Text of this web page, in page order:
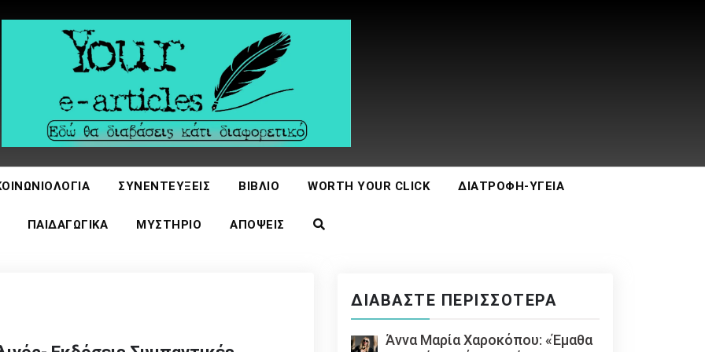
ΣΥΝΕΝΤΕΎΞΕΙΣ ΒΙΒΛΊΟ WORTH YOUR CLICK ΔΙΑΤΡΟΦΉ-ΥΓΕΊΑ
ΠΑΙΔΑΓΩΓΙΚΆ ΜΥΣΤΉΡΙΟ ΑΠΌΨΕΙΣ
ΔΙΑΒΆΣΤΕ ΠΕΡΙΣΣΌΤΕΡΑ
Άννα Μαρία Χαροκόπου: «Έμαθα